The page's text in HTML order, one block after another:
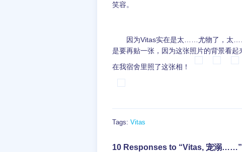
笑容。
因为Vitas实在是太……尤物了，太……
是要再贴一张，因为这张照片的背景看
在我宿舍里照了这张相！
Tags: Vitas
10 Responses to “Vitas, 宠溺……”